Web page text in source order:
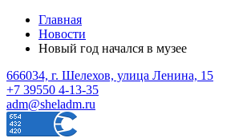
Главная
Новости
Новый год начался в музее
666034, г. Шелехов, улица Ленина, 15
+7 39550 4-13-35
adm@sheladm.ru